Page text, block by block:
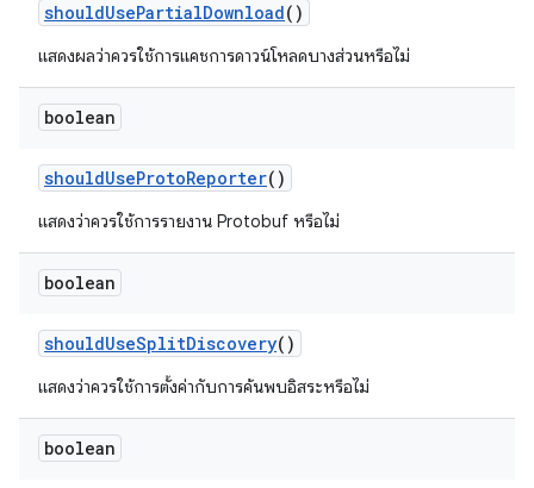
shouldUsePartialDownload()
แสดงผลว่าควรใช้การแคชการดาวน์โหลดบางส่วนหรือไม่
boolean
shouldUseProtoReporter()
แสดงว่าควรใช้การรายงาน Protobuf หรือไม่
boolean
shouldUseSplitDiscovery()
แสดงว่าควรใช้การตั้งค่ากับการค้นพบอิสระหรือไม่
boolean